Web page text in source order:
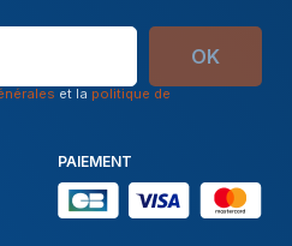
OK
et la politique de
PAIEMENT